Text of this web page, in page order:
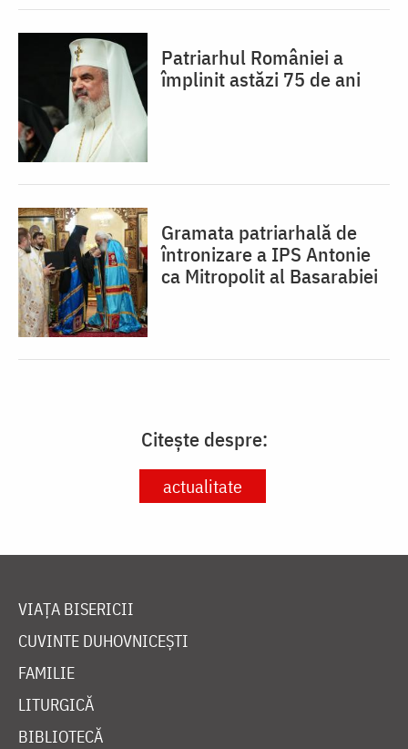
Patriarhul României a
împlinit astăzi 75 de ani
Gramata patriarhală de
întronizare a IPS Antonie
ca Mitropolit al Basarabiei
Citește despre:
actualitate
VIAȚA BISERICII
CUVINTE DUHOVNICEȘTI
FAMILIE
LITURGICĂ
BIBLIOTECĂ